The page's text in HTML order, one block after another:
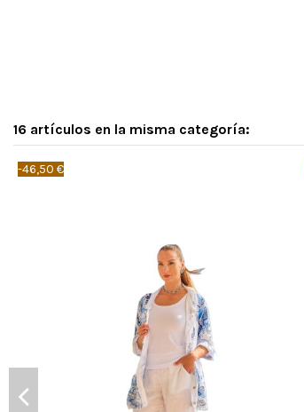
16 artículos en la misma categoría:
-46,50 €